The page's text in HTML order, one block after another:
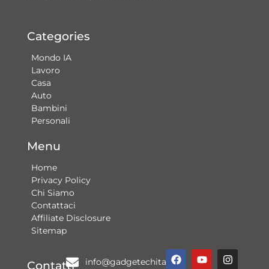
Categories
Mondo IA
Lavoro
Casa
Auto
Bambini
Personali
Menu
Home
Privacy Policy
Chi Siamo
Contattaci​
Affiliate Disclosure
Sitemap
Contatti info@gadgetechitalia.it
F
a
Y
o
I
n
G
o